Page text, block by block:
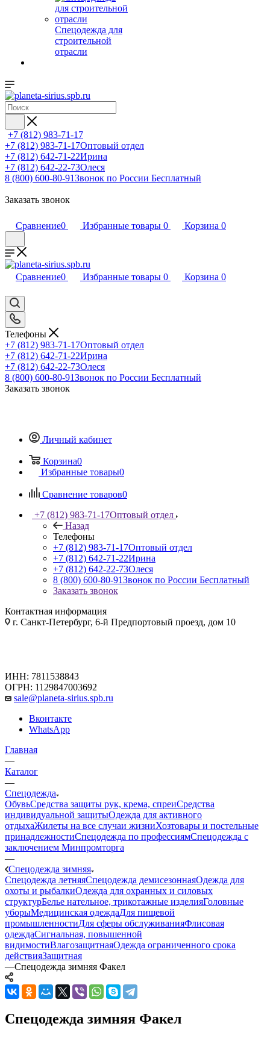
Спецодежда для
строительной
отрасли
+7 (812) 983-71-17
+7 (812) 983-71-17Оптовый отдел
+7 (812) 642-71-22Ирина
+7 (812) 642-22-73Олеся
8 (800) 600-80-91Звонок по России Бесплатный
Заказать звонок
Сравнение0 Избранные товары 0 Корзина 0
Сравнение0 Избранные товары 0 Корзина 0
Телефоны
+7 (812) 983-71-17Оптовый отдел
+7 (812) 642-71-22Ирина
+7 (812) 642-22-73Олеся
8 (800) 600-80-91Звонок по России Бесплатный
Заказать звонок
Личный кабинет
Корзина0
Избранные товары0
Сравнение товаров0
+7 (812) 983-71-17Оптовый отдел
Назад
Телефоны
+7 (812) 983-71-17Оптовый отдел
+7 (812) 642-71-22Ирина
+7 (812) 642-22-73Олеся
8 (800) 600-80-91Звонок по России Бесплатный
Заказать звонок
Контактная информация
г. Санкт-Петербург, 6-й Предпортовый проезд, дом 10
ИНН: 7811538843
ОГРН: 1129847003692
sale@planeta-sirius.spb.ru
Вконтакте
WhatsApp
Главная
—
Каталог
—
Спецодежда
ОбувьСредства защиты рук, крема, спреиСредства
индивидуальной защитыОдежда для активного
отдыхаЖилеты на все случаи жизниХозтовары и постельные
принадлежностиСпецодежда по профессиямСпецодежда с
заключением Минпромторга
—
Спецодежда зимняя
Спецодежда летняяСпецодежда демисезоннаяОдежда для
охоты и рыбалкиОдежда для охранных и силовых
структурБелье нательное, трикотажные изделияГоловные
уборыМедицинская одеждаДля пищевой
промышленностиДля сферы обслуживанияФлисовая
одеждаСигнальная, повышенной
видимостиВлагозащитнаяОдежда ограниченного срока
действияЗащитная
—Спецодежда зимняя Факел
Спецодежда зимняя Факел